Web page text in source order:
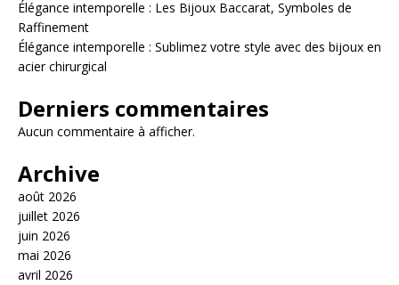
Élégance intemporelle : Les Bijoux Baccarat, Symboles de
Raffinement
Élégance intemporelle : Sublimez votre style avec des bijoux en
acier chirurgical
Derniers commentaires
Aucun commentaire à afficher.
Archive
août 2026
juillet 2026
juin 2026
mai 2026
avril 2026